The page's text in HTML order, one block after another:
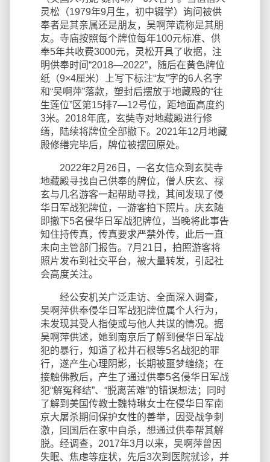
灵松（1979年9月生，初中辍学）询问被供
奉者是其亲属还是朋友，吴啊萍谎称是其朋
友。寺庙按照每个牌位每年100元标准、供
奉5年共收费3000元，灵松开具了收据，注
明供奉时间“2018—2022”，随后在黄色牌位
纸（9×4厘米）上写下标注“友”字的6人名字
和“吴啊萍”落款，塑封后摆放于地藏殿的“往
生莲位”区第15排7—12号位，距地面高度约
3米。2018年底，玄奘寺对地藏殿进行修
缮，陆续将牌位全部撤下。2021年12月地藏
殿修缮完毕后，牌位被摆回原处。
2022年2月26日，一名女信众到玄奘寺
地藏殿寻找自己供奉的牌位，僧人庆玄、禄
玄与几名游客一起帮助寻找，其间发现了侵
华日军战犯牌位，一游客拍下照片。庆玄随
即撤下5名侵华日军战犯牌位，当晚将此事告
知住持传真，传真要求严禁外传，此后一直
未向主管部门报告。7月21日，拍照游客将
照片发布到社交平台，被大量转发，引起社
会高度关注。
经公安机关广泛走访、全面深入调查，
吴啊萍供奉侵华日军战犯牌位属个人行为，
未发现其受人指使或与他人共谋的情况。据
吴啊萍供述，她到南京后了解到侵华日军战
犯的暴行，知道了松井石根等5名战犯的罪
行，遂产生心理阴影，长期被噩梦缠绕；在
接触佛教后，产生了通过供奉5名侵华日军战
犯“解冤释结”、“脱离苦难”的错误想法；同时
了解到美国传教士魏特琳女士在侵华日军南
京大屠杀期间保护女性的善举，因受战争刺
激，回国后在家中自杀，想通过供奉帮其解
脱。经调查，2017年3月以来，吴啊萍曾因
失眠、焦虑等症状，先后3次到医院就诊，并